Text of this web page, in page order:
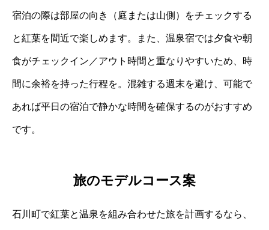
宿泊の際は部屋の向き（庭または山側）をチェックする
と紅葉を間近で楽しめます。また、温泉宿では夕食や朝
食がチェックイン／アウト時間と重なりやすいため、時
間に余裕を持った行程を。混雑する週末を避け、可能で
あれば平日の宿泊で静かな時間を確保するのがおすすめ
です。
旅のモデルコース案
石川町で紅葉と温泉を組み合わせた旅を計画するなら、